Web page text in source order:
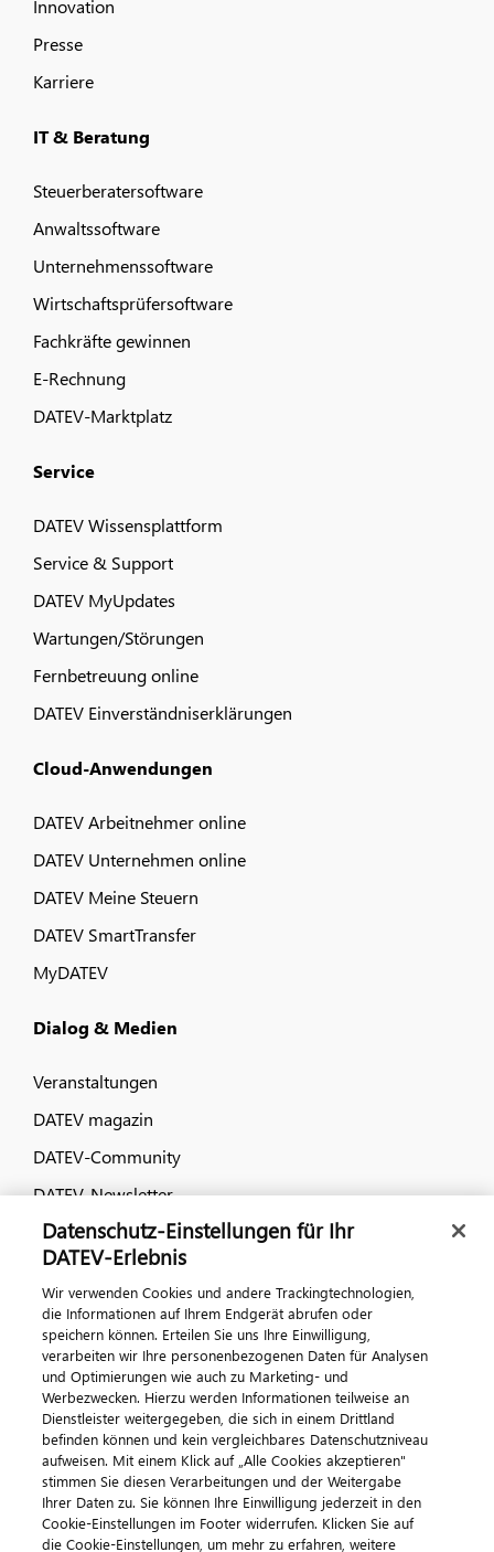
Innovation
Presse
Karriere
IT & Beratung
Steuerberatersoftware
Anwaltssoftware
Unternehmenssoftware
Wirtschaftsprüfersoftware
Fachkräfte gewinnen
E-Rechnung
DATEV-Marktplatz
Service
DATEV Wissensplattform
Service & Support
DATEV MyUpdates
Wartungen/Störungen
Fernbetreuung online
DATEV Einverständniserklärungen
Cloud-Anwendungen
DATEV Arbeitnehmer online
DATEV Unternehmen online
DATEV Meine Steuern
DATEV SmartTransfer
MyDATEV
Dialog & Medien
Veranstaltungen
DATEV magazin
DATEV-Community
DATEV-Newsletter
Kontaktieren Sie uns
© 2026 DATEV eG
ImpressumDatenschutzAGB Kontakt
Cookie-Einstellungen
Datenschutz-Einstellungen für Ihr
DATEV-Erlebnis
Wir verwenden Cookies und andere Trackingtechnologien,
die Informationen auf Ihrem Endgerät abrufen oder
speichern können. Erteilen Sie uns Ihre Einwilligung,
verarbeiten wir Ihre personenbezogenen Daten für Analysen
und Optimierungen wie auch zu Marketing- und
Werbezwecken. Hierzu werden Informationen teilweise an
Dienstleister weitergegeben, die sich in einem Drittland
befinden können und kein vergleichbares Datenschutzniveau
aufweisen. Mit einem Klick auf „Alle Cookies akzeptieren"
stimmen Sie diesen Verarbeitungen und der Weitergabe
Ihrer Daten zu. Sie können Ihre Einwilligung jederzeit in den
Cookie-Einstellungen im Footer widerrufen. Klicken Sie auf
die Cookie-Einstellungen, um mehr zu erfahren, weitere